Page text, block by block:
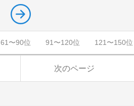
61〜90位 91〜120位 121〜150位
次のページ